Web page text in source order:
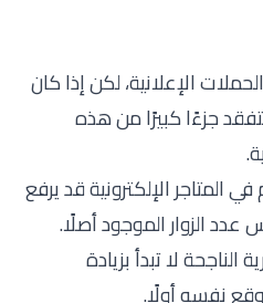
الإعلانية، لكن إذا كان
جزءًا كبيرًا من هذه
المتاجر الإلكترونية قد يرفع
الزوار الموجود أصلًا.
الناجحة لا تبدأ بزيادة
نفسه أولًا.